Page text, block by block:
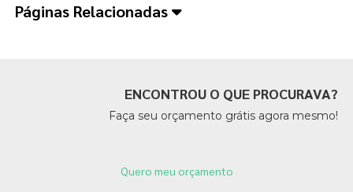
Páginas Relacionadas
ENCONTROU O QUE PROCURAVA?
Faça seu orçamento grátis agora mesmo!
Quero meu orçamento